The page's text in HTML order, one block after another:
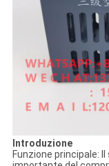
Introduzione
Funzione principale: